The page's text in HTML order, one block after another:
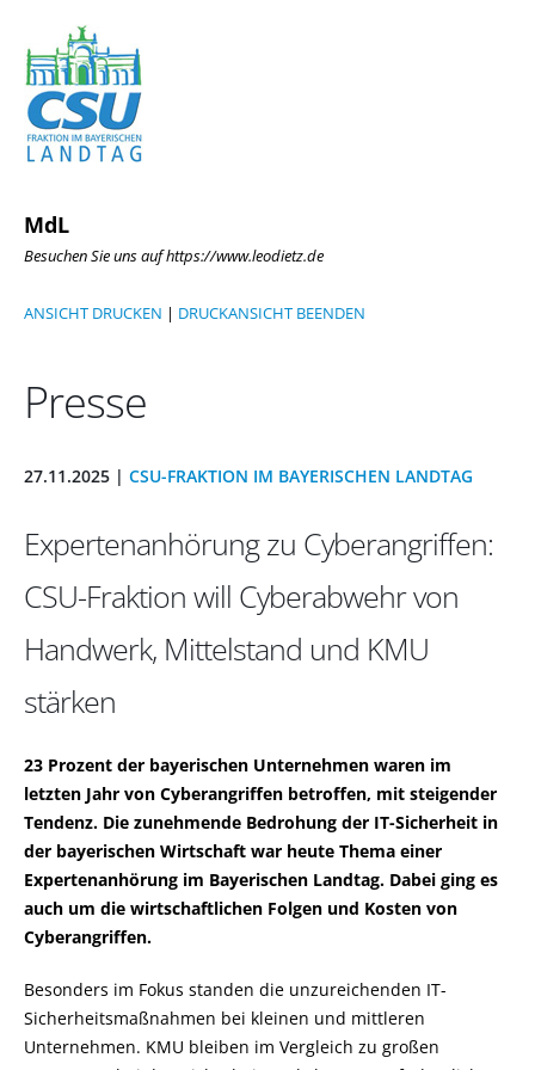
MdL
Besuchen Sie uns auf https://www.leodietz.de
ANSICHT DRUCKEN | DRUCKANSICHT BEENDEN
Presse
27.11.2025 | CSU-FRAKTION IM BAYERISCHEN LANDTAG
Expertenanhörung zu Cyberangriffen:
CSU-Fraktion will Cyberabwehr von
Handwerk, Mittelstand und KMU
stärken
23 Prozent der bayerischen Unternehmen waren im
letzten Jahr von Cyberangriffen betroffen, mit steigender
Tendenz. Die zunehmende Bedrohung der IT-Sicherheit in
der bayerischen Wirtschaft war heute Thema einer
Expertenanhörung im Bayerischen Landtag. Dabei ging es
auch um die wirtschaftlichen Folgen und Kosten von
Cyberangriffen.
Besonders im Fokus standen die unzureichenden IT-
Sicherheitsmaßnahmen bei kleinen und mittleren
Unternehmen. KMU bleiben im Vergleich zu großen